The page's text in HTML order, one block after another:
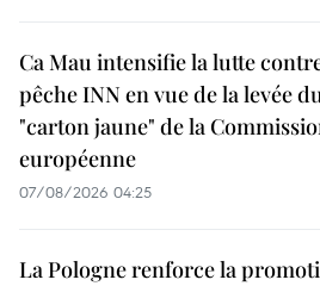
Ca Mau intensifie la lutte
pêche INN en vue de la levée
"carton jaune" de la
européenne
07/08/2026 04:25
La Pologne renforce la